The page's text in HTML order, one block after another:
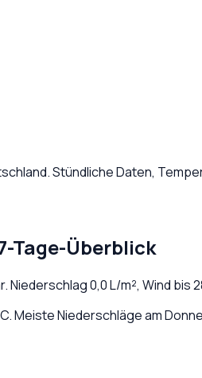
. Stündliche Daten,
Tage-Überblick
. Niederschlag0,0L/m², Wind bis
Meiste Niederschläge am